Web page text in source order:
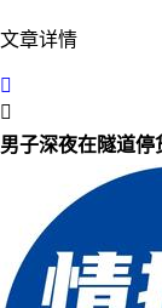
文章详情


男子深夜在隧道